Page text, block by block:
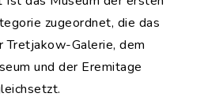
zugeordnet, die das
Tretjakow-Galerie, dem
und der Eremitage